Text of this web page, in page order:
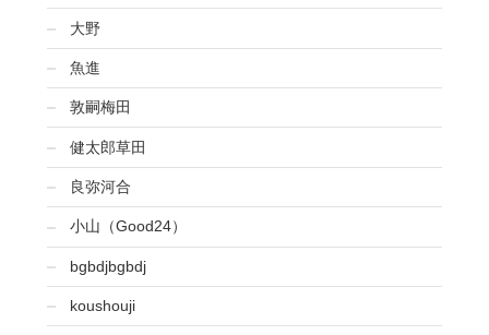
大野
魚進
敦嗣梅田
健太郎草田
良弥河合
小山（Good24）
bgbdjbgbdj
koushouji